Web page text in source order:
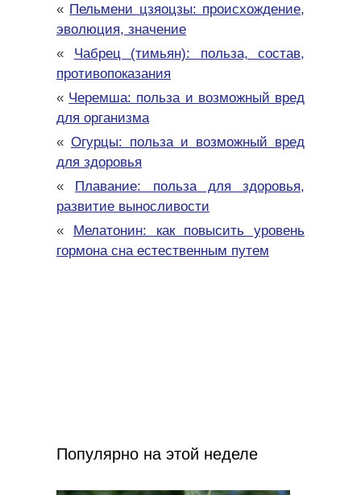
« Пельмени цзяоцзы: происхождение,
эволюция, значение
« Чабрец (тимьян): польза, состав,
противопоказания
« Черемша: польза и возможный вред
для организма
« Огурцы: польза и возможный вред
для здоровья
« Плавание: польза для здоровья,
развитие выносливости
« Мелатонин: как повысить уровень
гормона сна естественным путем
Популярно на этой неделе